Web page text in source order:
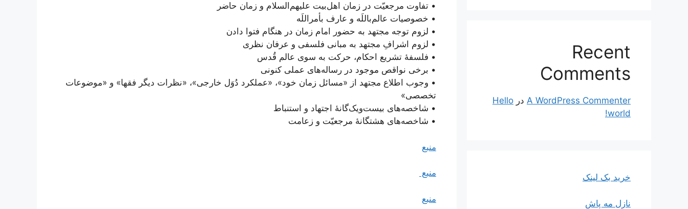
• تفاوت مرجعیّت در زمان اهل‌بیت علیهم‌السلام و زمان حاضر
• خصوصیات عالم‌باللَه و عارف بأمر‌اللَه
• لزوم توجه مجتهد به حضور امام زمان در هنگام فتوا دادن
• لزوم اشرافِ مجتهد به مبانی فلسفی و عرفان نظری
• فلسفۀ تشریع احکام، حرکت به سوی عالم قُدس
• برخی نواقص موجود در رساله‌های عملی کنونی
• وجوب اطلاع مجتهد از «مسائل زمان خود»، «عملکرد دُوَل خارجی»، «نظرات دیگر فقها» و «موضوعات
تخصصی»
• شاخصه‌های بیست‌ویک‌گانۀ اجتهاد و استنباط
• شاخصه‌های هشتگانۀ مرجعیّت و زعامت
منبع
منبع
منبع
Recent
Comments
A WordPress Commenter در Hello
world!
خرید بک لینک
نازل مه پاش